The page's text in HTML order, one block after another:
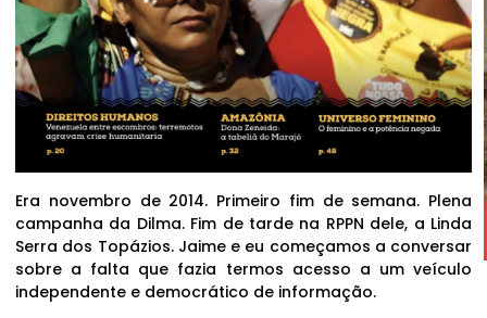
Era novembro de 2014. Primeiro fim de semana. Plena
campanha da Dilma. Fim de tarde na RPPN dele, a Linda
Serra dos Topázios. Jaime e eu começamos a conversar
sobre a falta que fazia termos acesso a um veículo
independente e democrático de informação.